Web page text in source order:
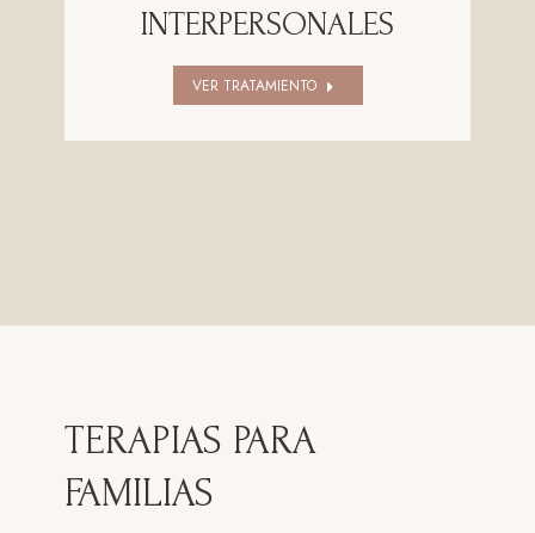
INTERPERSONALES
VER TRATAMIENTO
TERAPIAS PARA
FAMILIAS